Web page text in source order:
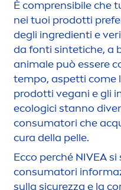
È comprensibile che
nei tuoi prodotti
degli ingredienti e
da fonti sintetiche, a
animale può essere
tempo, aspetti come
prodotti vegani e gli
ecologici stanno
consumatori che
cura della pelle.
Ecco perché NIVEAsi
consumatori
sulla sicurezza e la